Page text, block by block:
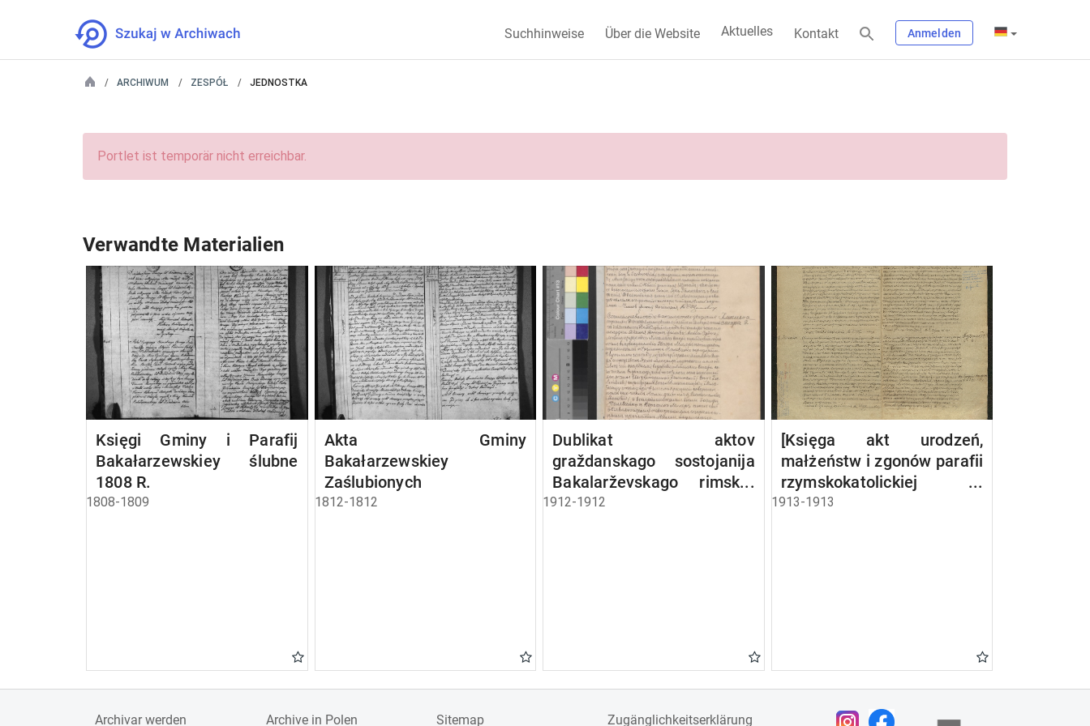
Suchhinweise Über die Website Aktuelles Kontakt Anmelden
ARCHIWUM ZESPÓŁ JEDNOSTKA
Portlet ist temporär nicht erreichbar.
Verwandte Materialien
Księgi Gminy i Parafij
Bakałarzewskiey ślubne
1808 R.
1808-1809
Akta Gminy
Bakałarzewskiey
Zaślubionych
1812-1812
Dublikat aktov
graždanskago sostojanija
Bakalarževskago rimsko-
kat. prichoda, rodivšichsja,
1912-1912
[Księga akt urodzeń,
małżeństw i zgonów parafii
rzymskokatolickiej w
Bakałarzewie z 1913 r.]
1913-1913
Archivar werden Archive in Polen Sitemap Zugänglichkeitserklärung